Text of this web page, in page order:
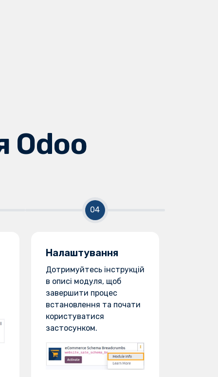
Odoo
Налаштування
Дотримуйтесь інструкцій
в описі модуля, щоб
завершити процес
встановлення та почати
користуватися
застосунком.